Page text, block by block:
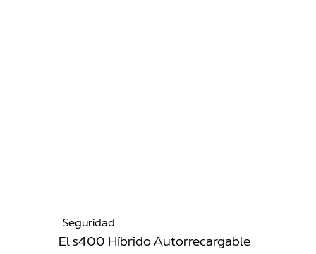
Seguridad
El s400 Híbrido Autorrecargable